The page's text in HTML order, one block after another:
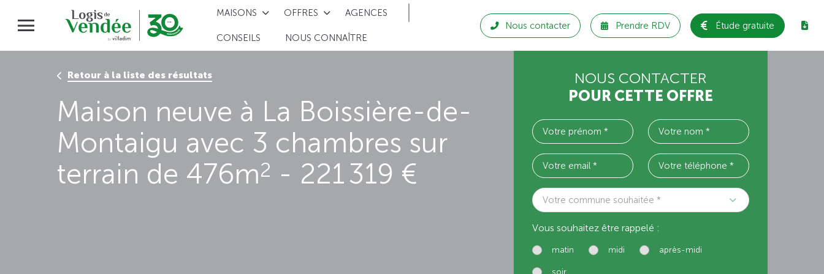
MAISONS OFFRES AGENCES
CONSEILS NOUS CONNAÎTRE
Nous contacter Prendre RDV Étude gratuite
Retour à la liste des résultats
Maison neuve à La Boissière-de-
Montaigu avec 3 chambres sur
terrain de 476m2 - 221 319 €
NOUS CONTACTER
POUR CETTE OFFRE
Votre commune souhaitée *
Vous souhaitez être rappelé :
matin midi après-midi